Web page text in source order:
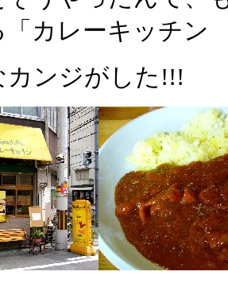
「カレーキッチ
カンジがした!!!